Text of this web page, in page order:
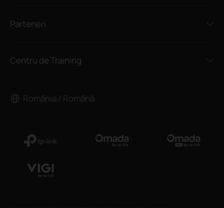
Parteneri
Centru de Training
România / Română